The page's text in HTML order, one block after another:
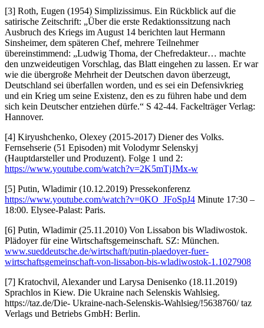
[3] Roth, Eugen (1954) Simplizissimus. Ein Rückblick auf die
satirische Zeitschrift: „Über die erste Redaktionssitzung nach
Ausbruch des Kriegs im August 14 berichten laut Hermann
Sinsheimer, dem späteren Chef, mehrere Teilnehmer
übereinstimmend: „Ludwig Thoma, der Chefredakteur… machte
den unzweideutigen Vorschlag, das Blatt eingehen zu lassen. Er war
wie die übergroße Mehrheit der Deutschen davon überzeugt,
Deutschland sei überfallen worden, und es sei ein Defensivkrieg
und ein Krieg um seine Existenz, den es zu führen habe und dem
sich kein Deutscher entziehen dürfe.“ S 42-44. Fackelträger Verlag:
Hannover.
[4] Kiryushchenko, Olexey (2015-2017) Diener des Volks.
Fernsehserie (51 Episoden) mit Volodymr Selenskyj
(Hauptdarsteller und Produzent). Folge 1 und 2:
https://www.youtube.com/watch?v=2K5mTjJMx-w
[5] Putin, Wladimir (10.12.2019) Pressekonferenz
https://www.youtube.com/watch?v=0KO_JFoSpJ4 Minute 17:30 –
18:00. Elysee-Palast: Paris.
[6] Putin, Wladimir (25.11.2010) Von Lissabon bis Wladiwostok.
Plädoyer für eine Wirtschaftsgemeinschaft. SZ: München.
www.sueddeutsche.de/wirtschaft/putin-plaedoyer-fuer-
wirtschaftsgemeinschaft-von-lissabon-bis-wladiwostok-1.1027908
[7] Kratochvil, Alexander und Larysa Denisenko (18.11.2019)
Sprachlos in Kiew. Die Ukraine nach Selenskis Wahlsieg.
https://taz.de/Die- Ukraine-nach-Selenskis-Wahlsieg/!5638760/ taz
Verlags und Betriebs GmbH: Berlin.